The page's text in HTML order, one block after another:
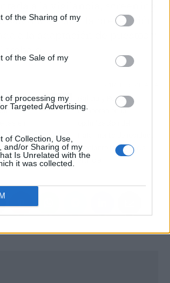
of the Sharing of my
of the Sale of my
of processing my
Targeted Advertising.
of Collection, Use,
and/or Sharing of my
Is Unrelated with the
it was collected.
salud mental; y la prevención
a la adaptación de puestos y
Galicia y Portugal
colaboran en la
mediante inteligencia
artificial